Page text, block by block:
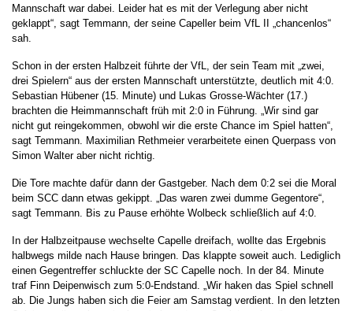
Mannschaft war dabei. Leider hat es mit der Verlegung aber nicht
geklappt“, sagt Temmann, der seine Capeller beim VfL II „chancenlos“
sah.
Schon in der ersten Halbzeit führte der VfL, der sein Team mit „zwei,
drei Spielern“ aus der ersten Mannschaft unterstützte, deutlich mit 4:0.
Sebastian Hübener (15. Minute) und Lukas Grosse-Wächter (17.)
brachten die Heimmannschaft früh mit 2:0 in Führung. „Wir sind gar
nicht gut reingekommen, obwohl wir die erste Chance im Spiel hatten“,
sagt Temmann. Maximilian Rethmeier verarbeitete einen Querpass von
Simon Walter aber nicht richtig.
Die Tore machte dafür dann der Gastgeber. Nach dem 0:2 sei die Moral
beim SCC dann etwas gekippt. „Das waren zwei dumme Gegentore“,
sagt Temmann. Bis zu Pause erhöhte Wolbeck schließlich auf 4:0.
In der Halbzeitpause wechselte Capelle dreifach, wollte das Ergebnis
halbwegs milde nach Hause bringen. Das klappte soweit auch. Lediglich
einen Gegentreffer schluckte der SC Capelle noch. In der 84. Minute
traf Finn Deipenwisch zum 5:0-Endstand. „Wir haken das Spiel schnell
ab. Die Jungs haben sich die Feier am Samstag verdient. In den letzten